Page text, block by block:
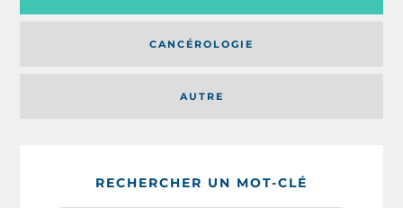
AUTRE
CANCÉROLOGIE
RECHERCHER UN MOT-CLÉ